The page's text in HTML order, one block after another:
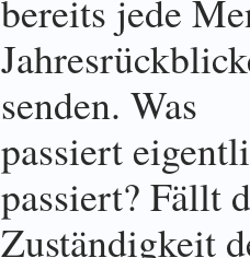
bereits jede
senden. Was
passiert
passiert? Fällt
Zuständigkeit